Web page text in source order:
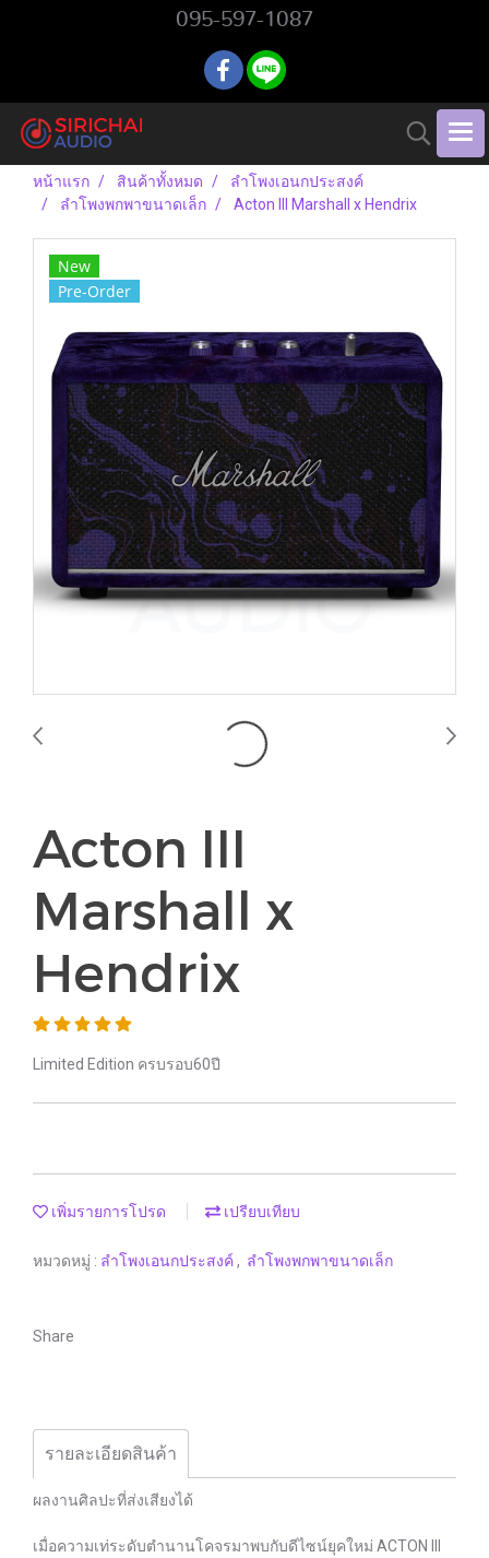
095-597-1087
หน้าแรก สินค้าทั้งหมด
ลำโพงเอนกประสงค์
ลำโพงพกพาขนาดเล็ก
Acton III Marshall x Hendrix
New
Pre-Order
Acton III
Marshall x
Hendrix
Limited Edition ครบรอบ60ปี
เพิ่มรายการโปรด เปรียบเทียบ
หมวดหมู่ : ลำโพงเอนกประสงค์, ลำโพงพกพาขนาดเล็ก
Share
รายละเอียดสินค้า
ผลงานศิลปะที่ส่งเสียงได้
เมื่อความเท่ระดับตำนานโคจรมาพบกับดีไซน์ยุคใหม่ ACTON III